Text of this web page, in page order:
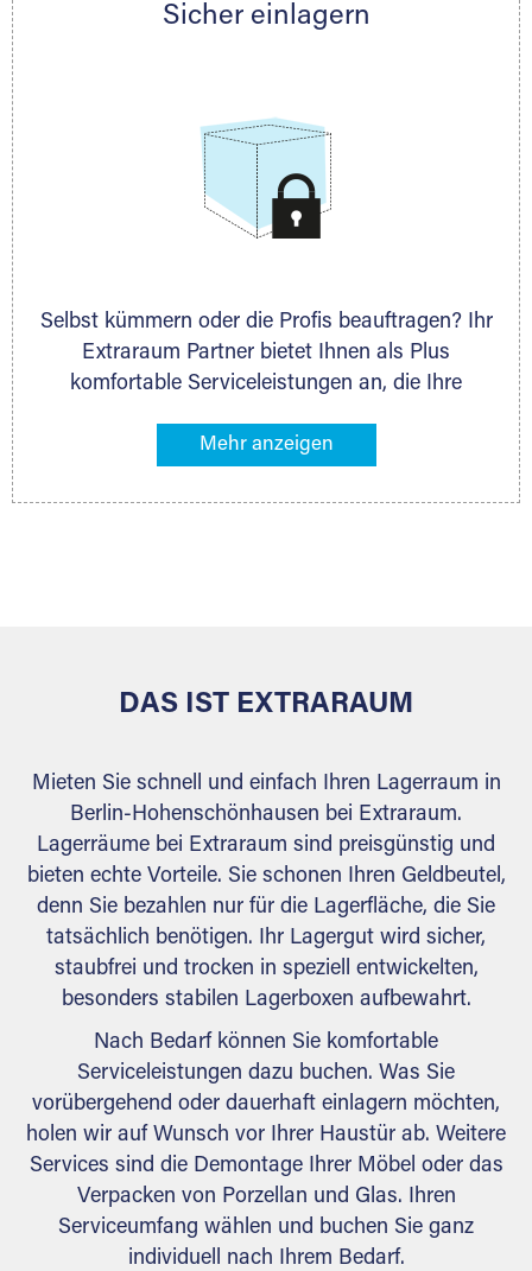
persönlich hinsichtlich Lagervolumen und zu
Sicher einlagern
Selbst kümmern oder die Profis beauftragen? Ihr
Extraraum Partner bietet Ihnen als Plus
komfortable Serviceleistungen an, die Ihre
gehören z. B. Verpackungsservice, Lieferung von
Ihr Lagergut wird bei Ihrem Extraraum Partner
DAS IST EXTRARAUM
Mieten Sie schnell und einfach Ihren Lagerraum in
Berlin-Hohenschönhausen bei Extraraum.
Lagerräume bei Extraraum sind preisgünstig und
bieten echte Vorteile. Sie schonen Ihren Geldbeutel,
denn Sie bezahlen nur für die Lagerfläche, die Sie
tatsächlich benötigen. Ihr Lagergut wird sicher,
staubfrei und trocken in speziell entwickelten,
besonders stabilen Lagerboxen aufbewahrt.
Nach Bedarf können Sie komfortable
Serviceleistungen dazu buchen. Was Sie
vorübergehend oder dauerhaft einlagern möchten,
holen wir auf Wunsch vor Ihrer Haustür ab. Weitere
Services sind die Demontage Ihrer Möbel oder das
Verpacken von Porzellan und Glas. Ihren
Serviceumfang wählen und buchen Sie ganz
individuell nach Ihrem Bedarf.